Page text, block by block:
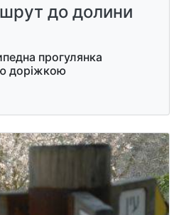
до долини
прогулянка
доріжкою